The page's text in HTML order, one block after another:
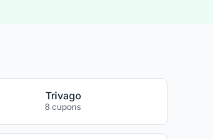
Trivago
8 cupons